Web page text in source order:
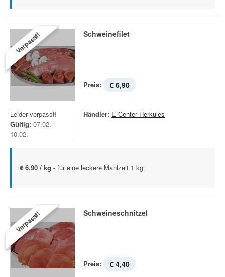
Verpasst! Schweinefilet
Preis: € 6,90
Leider verpasst!
Gültig: 07.02. -
10.02.
Händler: E Center Herkules
€ 6,90 / kg - für eine leckere Mahlzeit 1 kg
Verpasst! Schweineschnitzel
Preis: € 4,40